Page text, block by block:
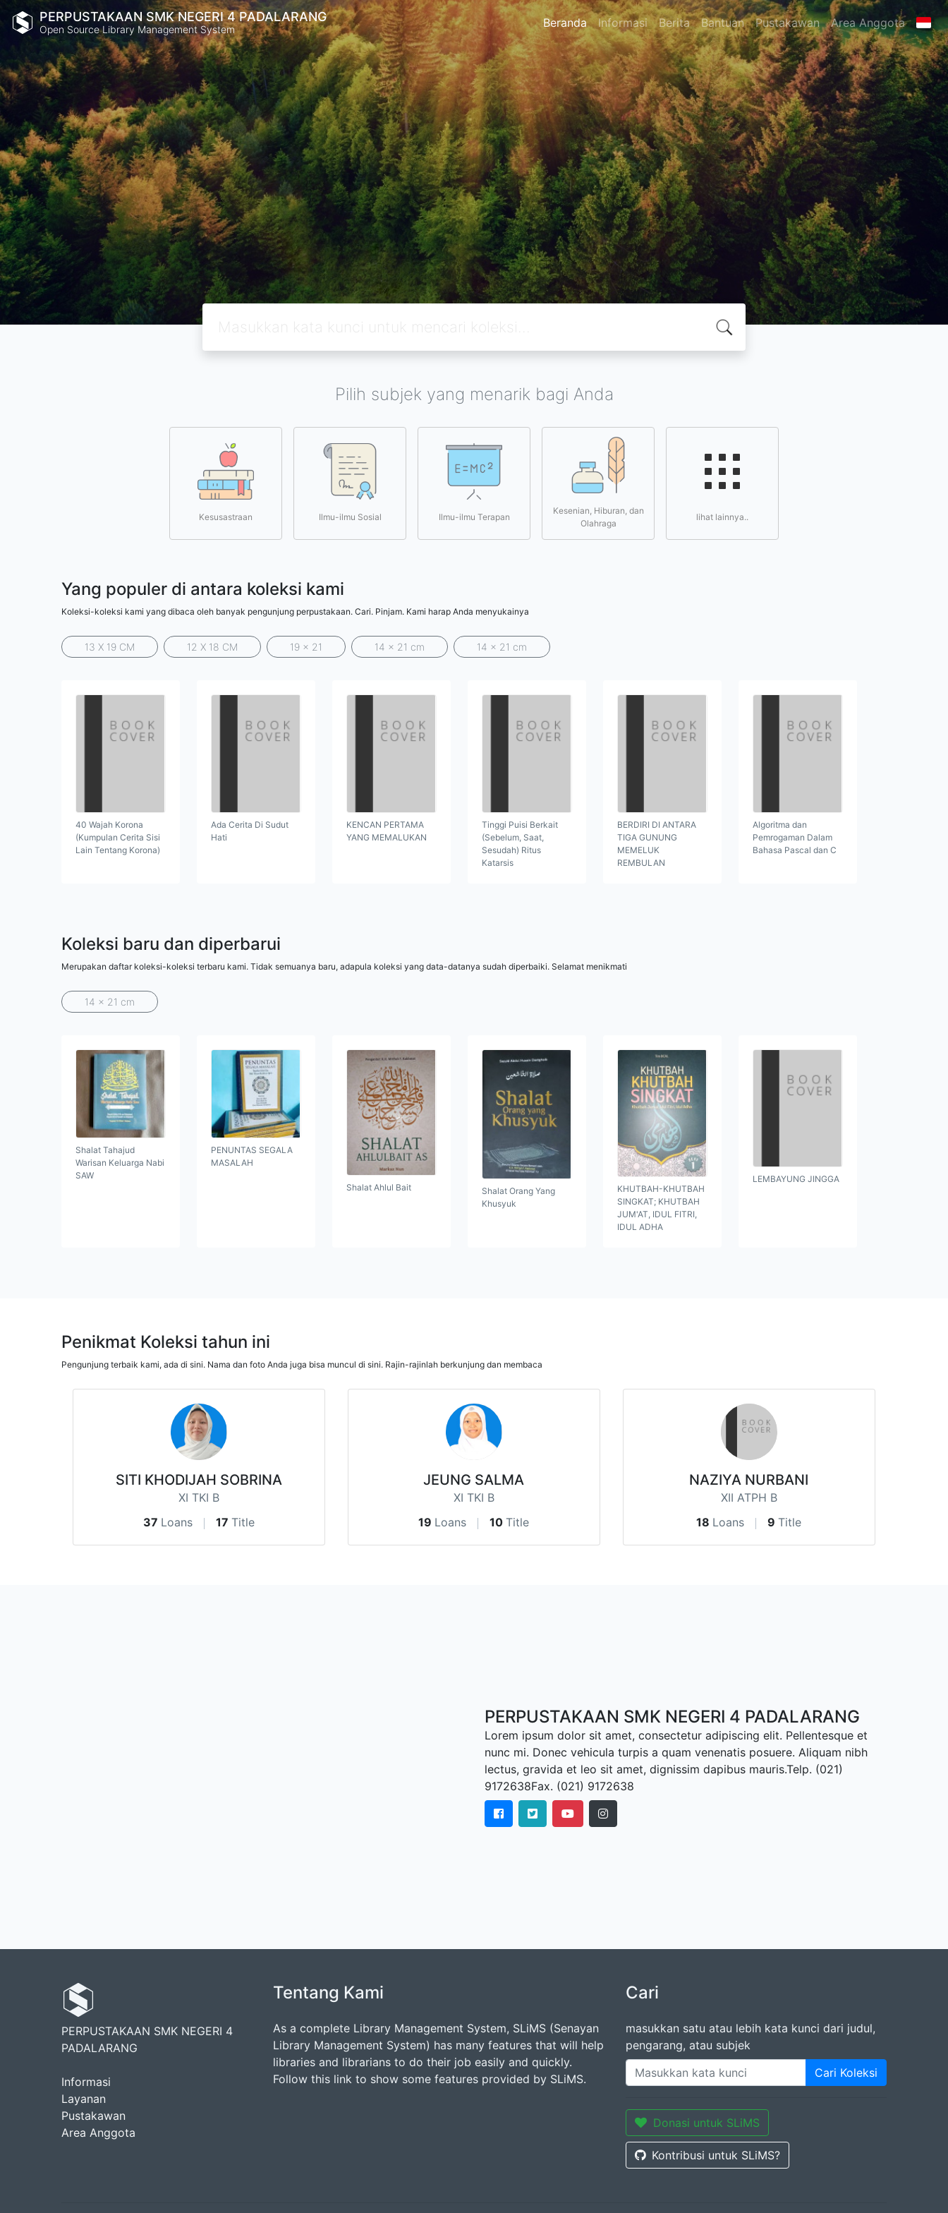
PERPUSTAKAAN SMK NEGERI 4 PADALARANG
Open Source Library Management System Beranda Informasi Berita Bantuan Pustakawan Area Anggota
Pilih subjek yang menarik bagi Anda
Kesusastraan Ilmu-ilmu Sosial Ilmu-ilmu Terapan
Kesenian, Hiburan, dan
Olahraga
lihat lainnya..
Yang populer di antara koleksi kami
Koleksi-koleksi kami yang dibaca oleh banyak pengunjung perpustakaan. Cari. Pinjam. Kami harap Anda menyukainya
13 X 19 CM 12 X 18 CM 19 x 21 14 x 21 cm 14 x 21 cm
40 Wajah Korona
(Kumpulan Cerita Sisi
Lain Tentang Korona)
Ada Cerita Di Sudut
Hati
KENCAN PERTAMA
YANG MEMALUKAN
Tinggi Puisi Berkait
(Sebelum, Saat,
Sesudah) Ritus
Katarsis
BERDIRI DI ANTARA
TIGA GUNUNG
MEMELUK
REMBULAN
Algoritma dan
Pemrogaman Dalam
Bahasa Pascal dan C
Koleksi baru dan diperbarui
Merupakan daftar koleksi-koleksi terbaru kami. Tidak semuanya baru, adapula koleksi yang data-datanya sudah diperbaiki. Selamat menikmati
14 x 21 cm
Shalat Tahajud
Warisan Keluarga Nabi
SAW
PENUNTAS SEGALA
MASALAH
Shalat Ahlul Bait
Shalat Orang Yang
Khusyuk
KHUTBAH-KHUTBAH
SINGKAT; KHUTBAH
JUM'AT, IDUL FITRI,
IDUL ADHA
LEMBAYUNG JINGGA
Penikmat Koleksi tahun ini
Pengunjung terbaik kami, ada di sini. Nama dan foto Anda juga bisa muncul di sini. Rajin-rajinlah berkunjung dan membaca
SITI KHODIJAH SOBRINA
XI TKI B
37 Loans 17 Title
JEUNG SALMA
XI TKI B
19 Loans 10 Title
NAZIYA NURBANI
XII ATPH B
18 Loans 9 Title
PERPUSTAKAAN SMK NEGERI 4 PADALARANG
Lorem ipsum dolor sit amet, consectetur adipiscing elit. Pellentesque et
nunc mi. Donec vehicula turpis a quam venenatis posuere. Aliquam nibh
lectus, gravida et leo sit amet, dignissim dapibus mauris.Telp. (021)
9172638Fax. (021) 9172638
PERPUSTAKAAN SMK NEGERI 4
PADALARANG
Informasi
Layanan
Pustakawan
Area Anggota
Tentang Kami
As a complete Library Management System, SLiMS (Senayan
Library Management System) has many features that will help
libraries and librarians to do their job easily and quickly.
Follow this link to show some features provided by SLiMS.
Cari
masukkan satu atau lebih kata kunci dari judul,
pengarang, atau subjek
Cari Koleksi
Donasi untuk SLiMS
Kontribusi untuk SLiMS?